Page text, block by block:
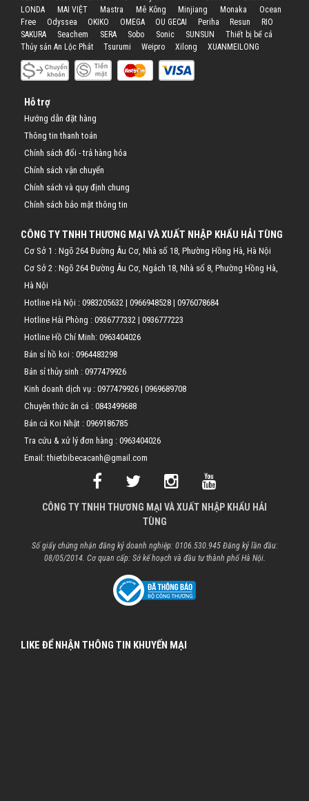
LONDA
MAI VIỆT Mastra Mê Kông Minjiang Monaka
Ocean
Free
Odyssea OKIKO OMEGA OU GECAI Periha Resun
RIO
SAKURA
Seachem SERA Sobo Sonic SUNSUN
Thiết bị bể cá
Thủy sản An Lộc Phát
Tsurumi Weipro Xilong XUANMEILONG
Hỗ trợ
Hướng dẫn đặt hàng
Thông tin thanh toán
Chính sách đổi - trả hàng hóa
Chính sách vận chuyển
Chính sách và quy định chung
Chính sách bảo mật thông tin
CÔNG TY TNHH THƯƠNG MẠI VÀ XUẤT NHẬP KHẨU HẢI TÙNG
Cơ Sở 1 : Ngõ 264 Đường Âu Cơ, Nhà số 18, Phường Hồng Hà, Hà Nội
Cơ Sở 2 : Ngõ 264 Đường Âu Cơ, Ngách 18, Nhà số 8, Phường Hồng Hà,
Hà Nội
Hotline Hà Nội : 0983205632 | 0966948528 | 0976078684
Hotline Hải Phòng : 0936777332 | 0936777223
Hotline Hồ Chí Minh: 0963404026
Bán sỉ hồ koi : 0964483298
Bán sỉ thủy sinh : 0977479926
Kinh doanh dịch vụ : 0977479926 | 0969689708
Chuyên thức ăn cá : 0843499688
Bán cá Koi Nhật : 0969186785
Tra cứu & xử lý đơn hàng : 0963404026
Email: thietbibecacanh@gmail.com
CÔNG TY TNHH THƯƠNG MẠI VÀ XUẤT NHẬP KHẨU HẢI
TÙNG
Số giấy chứng nhận đăng ký doanh nghiệp: 0106.530.945 Đăng ký lần đầu:
08/05/2014. Cơ quan cấp: Sở kế hoạch và đầu tư thành phố Hà Nội.
LIKE ĐỂ NHẬN THÔNG TIN KHUYẾN MẠI